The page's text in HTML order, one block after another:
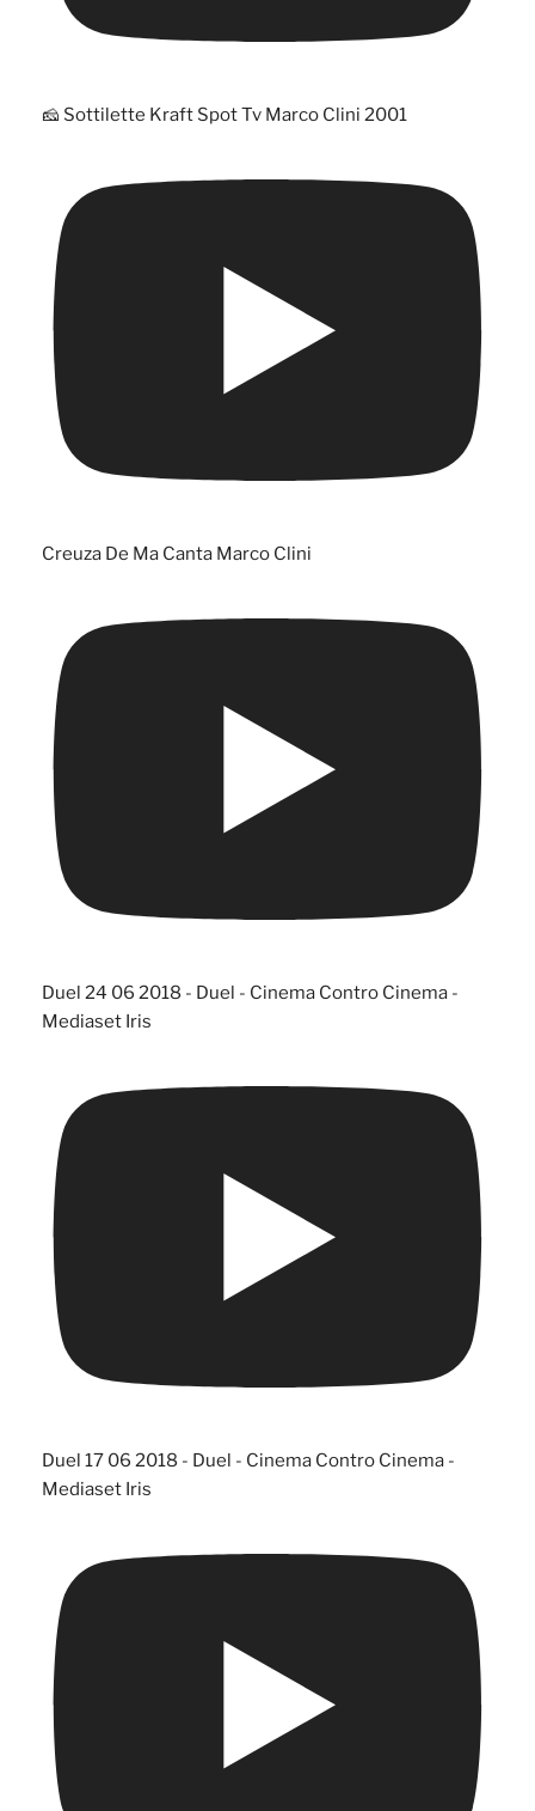
🧀 Sottilette Kraft Spot Tv Marco Clini 2001
Creuza De Ma Canta Marco Clini
Duel 24 06 2018 - Duel - Cinema Contro Cinema -
Mediaset Iris
Duel 17 06 2018 - Duel - Cinema Contro Cinema -
Mediaset Iris